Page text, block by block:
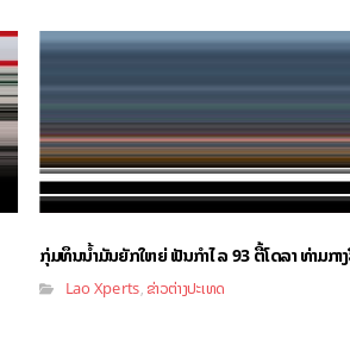
ກຸ່ມທຶນນ້ຳມັນຍັກໃຫຍ່ ຟັນກຳໄລ 93 ຕື້ໂດລາ ທ່າມກາ
Lao Xperts, ຂ່າວຕ່າງປະເທດ